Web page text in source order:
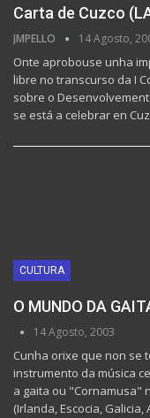
Carta de Cuzco
JMPELLO 14 Agosto,
Onte aprobouse unha
libre no transcurso da I
sobre o
se está a celebrar en
CULTURA
O MUNDO DA
14 Agosto, 2003
Cunha orixe que non se
instrumento da música
a gaita ou "Cornamusa"
(Irlanda, Escocia,